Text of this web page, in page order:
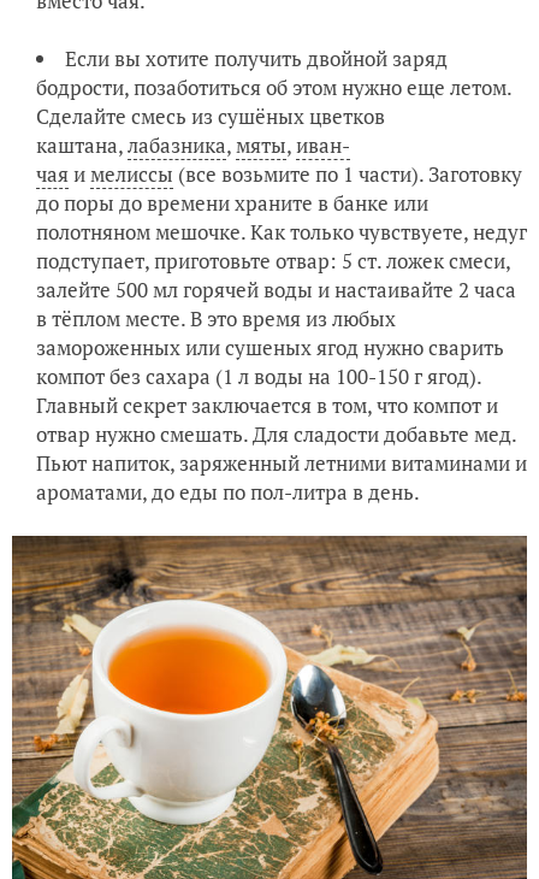
Если вы хотите получить двойной заряд
бодрости, позаботиться об этом нужно еще летом.
Сделайте смесь из сушёных цветков
каштана,лабазника,мяты,иван-
чаяимелиссы (все возьмите по 1 части). Заготовку
до поры до времени храните в банке или
полотняном мешочке. Как только чувствуете, недуг
подступает, приготовьте отвар: 5 ст. ложек смеси,
залейте 500 мл горячей воды и настаивайте 2 часа
в тёплом месте. В это время из любых
замороженных или сушеных ягод нужно сварить
компот без сахара (1 л воды на 100-150 г ягод).
Главный секрет заключается в том, что компот и
отвар нужно смешать. Для сладости добавьте мед.
Пьют напиток, заряженный летними витаминами и
ароматами, до еды по пол-литра в день.